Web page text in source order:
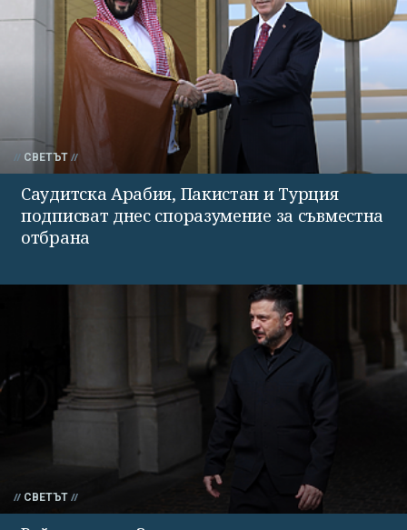
СВЕТЪТ
Саудитска Арабия, Пакистан и Турция
подписват днес споразумение за съвместна
отбрана
СВЕТЪТ